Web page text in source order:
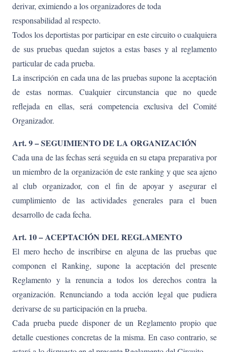
derivar, eximiendo a los organizadores de toda
responsabilidad al respecto.
Todos los deportistas por participar en este circuito o cualquiera
de sus pruebas quedan sujetos a estas bases y al reglamento
particular de cada prueba.
La inscripción en cada una de las pruebas supone la aceptación
de estas normas. Cualquier circunstancia que no quede
reflejada en ellas, será competencia exclusiva del Comité
Organizador.
Art. 9 – SEGUIMIENTO DE LA ORGANIZACIÓN
Cada una de las fechas será seguida en su etapa preparativa por
un miembro de la organización de este ranking y que sea ajeno
al club organizador, con el fin de apoyar y asegurar el
cumplimiento de las actividades generales para el buen
desarrollo de cada fecha.
Art. 10 – ACEPTACIÓN DEL REGLAMENTO
El mero hecho de inscribirse en alguna de las pruebas que
componen el Ranking, supone la aceptación del presente
Reglamento y la renuncia a todos los derechos contra la
organización. Renunciando a toda acción legal que pudiera
derivarse de su participación en la prueba.
Cada prueba puede disponer de un Reglamento propio que
detalle cuestiones concretas de la misma. En caso contrario, se